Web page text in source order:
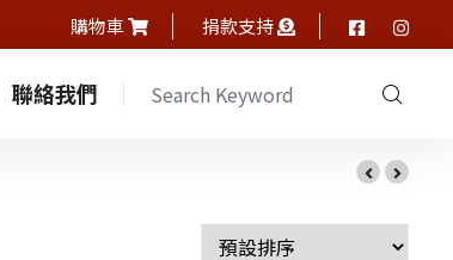
購物車 捐款支持
聯絡我們 中心通訊